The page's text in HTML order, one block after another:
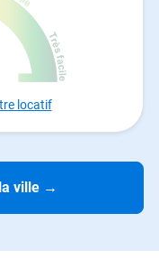
locatif
ville →